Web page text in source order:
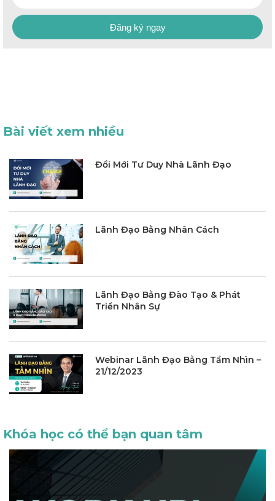
Đăng ký ngay
Bài viết xem nhiều
Đổi Mới Tư Duy Nhà Lãnh Đạo
Lãnh Đạo Bằng Nhân Cách
Lãnh Đạo Bằng Đào Tạo & Phát
Triển Nhân Sự
Webinar Lãnh Đạo Bằng Tầm Nhìn –
21/12/2023
Khóa học có thể bạn quan tâm